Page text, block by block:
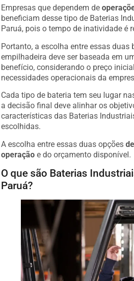
Empresas que dependem de
beneficiam desse tipo de Baterias
Paruá, pois o tempo de inatividade é
Portanto, a escolha entre essas duas
empilhadeira deve ser baseada em
benefício, considerando o preço
necessidades operacionais da
Cada tipo de bateria tem seu lugar
a decisão final deve alinhar os
características das Baterias
escolhidas.
A escolha entre essas duas opções
operação e do orçamento disponível.
O que são Baterias
Paruá?